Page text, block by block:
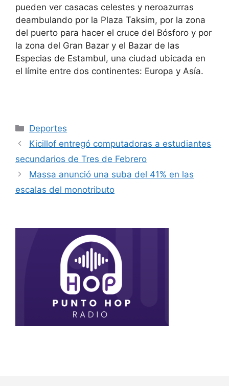
pueden ver casacas celestes y neroazurras
deambulando por la Plaza Taksim, por la zona
del puerto para hacer el cruce del Bósforo y por
la zona del Gran Bazar y el Bazar de las
Especias de Estambul, una ciudad ubicada en
el límite entre dos continentes: Europa y Asía.
Deportes
Kicillof entregó computadoras a estudiantes
secundarios de Tres de Febrero
Massa anunció una suba del 41% en las
escalas del monotributo